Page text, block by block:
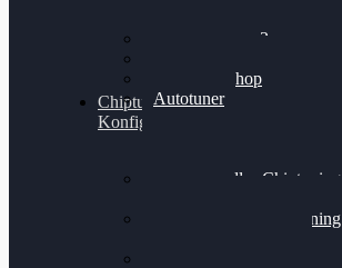
Alientech Kess3
Alientech Shop
Autotuner
Chiptuning
Konfigurator
Professionelles Chiptuning
Professionelles Chiptuning